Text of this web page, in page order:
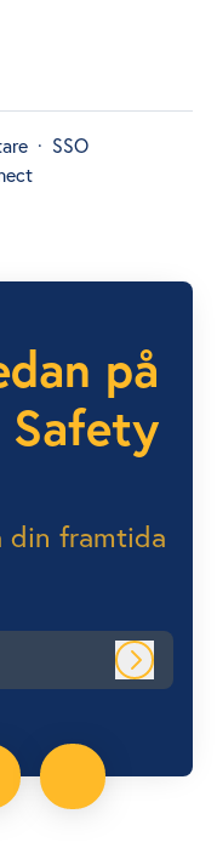
· SSO
på
Safety
din framtida
Logga in